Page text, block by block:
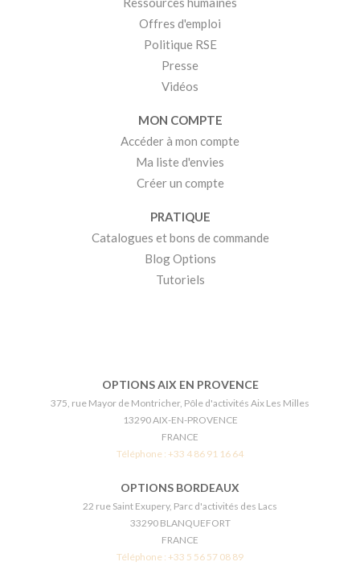
Offres d'emploi
Politique RSE
Presse
Vidéos
MON COMPTE
Accéder à mon compte
Ma liste d'envies
Créer un compte
PRATIQUE
Catalogues et bons de commande
Blog Options
Tutoriels
OPTIONS AIX EN PROVENCE
375, rue Mayor de Montricher, Pôle d'activités Aix Les Milles
13290 AIX-EN-PROVENCE
FRANCE
Téléphone : +33 4 86 91 16 64
OPTIONS BORDEAUX
22 rue Saint Exupery, Parc d'activités des Lacs
33290 BLANQUEFORT
FRANCE
Téléphone : +33 5 56 57 08 89